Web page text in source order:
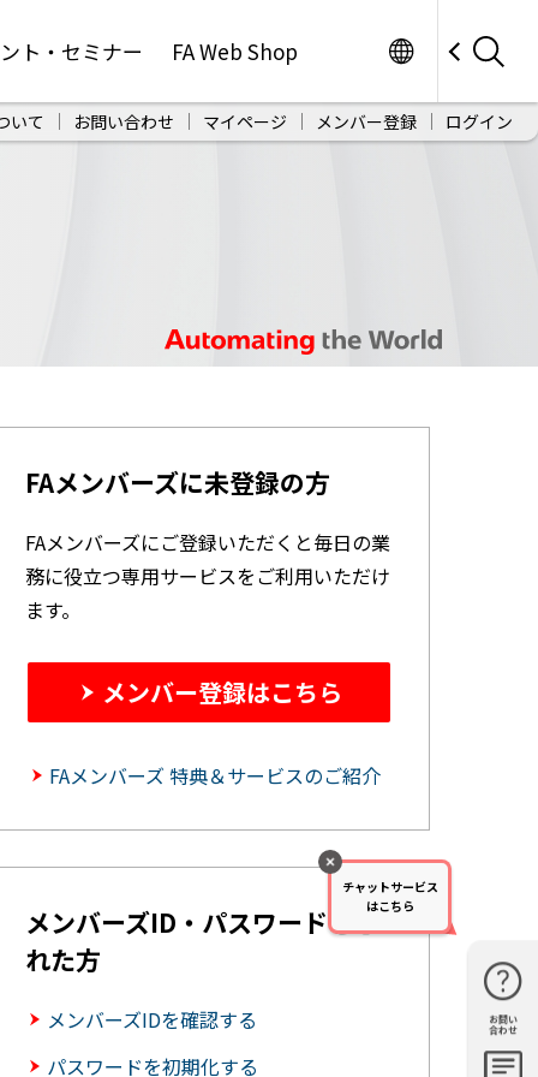
ト・セミナー FA Web Shop
いて お問い合わせ マイページ メンバー登録 ログイン
お問い
合わせ
購入・見
仕様・機
FAメンバーズに未登録の方
FAメンバーズにご登録いただくと毎日の業
務に役立つ専用サービスをご利用いただけ
ます。
メンバー登録はこちら
FAメンバーズ 特典＆サービスのご紹介
メンバーズID・パスワードを忘
れた方
メンバーズIDを確認する
パスワードを初期化する
チャットサービス
はこちら